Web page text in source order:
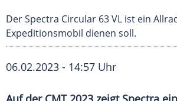
Der Spectra Circular 63 VL ist ein
Expeditionsmobil dienen soll.
06.02.2023 - 14:57 Uhr